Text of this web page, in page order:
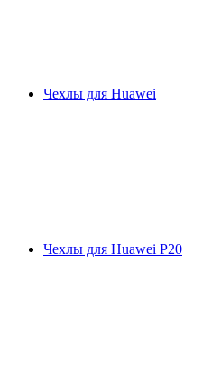
Чехлы для Huawei
Чехлы для Huawei P20